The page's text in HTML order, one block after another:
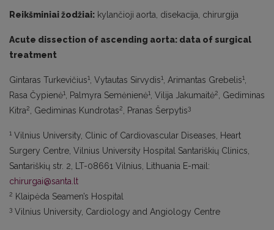
Reikšminiai žodžiai: kylančioji aorta, disekacija, chirurgija
Acute dissection of ascending aorta: data of surgical
treatment
Gintaras Turkevičius1 , Vytautas Sirvydis1 , Arimantas Grebelis1
Rasa Čypienė1 , Palmyra Semėnienė1 , Vilija Jakumaitė2
, Gediminas
Kitra2 , Gediminas Kundrotas2 , Pranas Šerpytis3
1 Vilnius University, Clinic of Cardiovascular Diseases, Heart
Surgery Centre, Vilnius University Hospital Santariškių Clinics,
Santariškių str. 2, LT-08661 Vilnius, Lithuania E-mail:
chirurgai@santa.lt
2 Klaipėda Seamen’s Hospital
3 Vilnius University, Cardiology and Angiology Centre